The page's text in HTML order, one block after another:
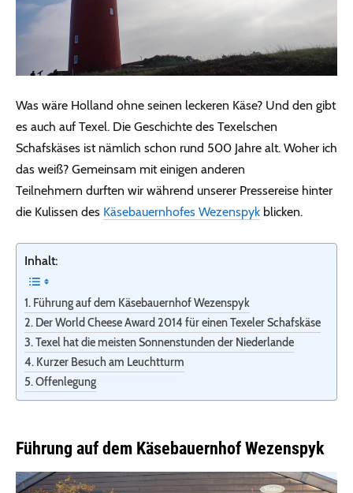
Was wäre Holland ohne seinen leckeren Käse? Und den gibt
es auch auf Texel. Die Geschichte des Texelschen
Schafskäses ist nämlich schon rund 500 Jahre alt. Woher ich
das weiß? Gemeinsam mit einigen anderen
Teilnehmern durften wir während unserer Pressereise hinter
die Kulissen des Käsebauernhofes Wezenspyk blicken.
Inhalt:
Führung auf dem Käsebauernhof Wezenspyk
Der World Cheese Award 2014 für einen Texeler Schafskäse
Texel hat die meisten Sonnenstunden der Niederlande
Kurzer Besuch am Leuchtturm
Offenlegung
Führung auf dem Käsebauernhof Wezenspyk